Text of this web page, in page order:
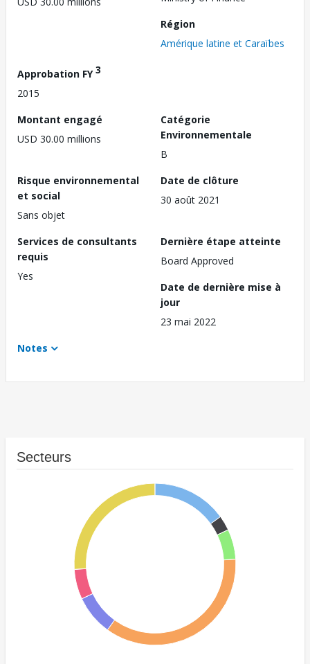
Région
Amérique latine et Caraïbes
Approbation FY3
2015
Montant engagé
USD 30.00 millions
Catégorie
Environnementale
B
Risque environnemental
et social
Sans objet
Date de clôture
30 août 2021
Services de consultants
requis
Yes
Dernière étape atteinte
Board Approved
Date de dernière mise à
jour
23 mai 2022
Notes
Secteurs